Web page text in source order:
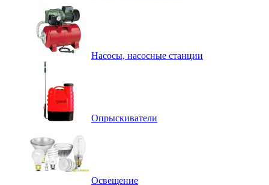
Насосы, насосные станции
Опрыскиватели
Освещение